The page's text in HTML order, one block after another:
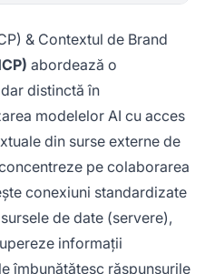
& Contextul de Brand
abordează o
distinctă în
modelelor AI cu acces
din surse externe de
pe colaborarea
conexiuni standardizate
de date (servere),
informații
îmbunătățesc răspunsurile